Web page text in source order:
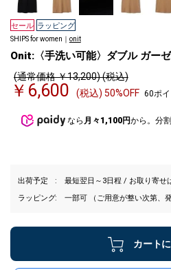
セール ラッピング
SHIPS for women｜ onit
Onit:〈手洗い可能〉ダブル ガー
(通常価格 ￥13,200) (税込)
￥6,600 (税込) 50%OFF 60ポ
なら 月々1,100円から。分
出荷予定
最短翌日～3日程 / お取り寄せ
ラッピング
一部可 （ご用意が整い次第、発
カート